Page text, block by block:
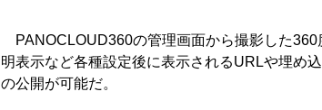
PANOCLOUD360の管理画面から撮影した
明表示など各種設定後に表示されるURLや埋め
の公開が可能だ。